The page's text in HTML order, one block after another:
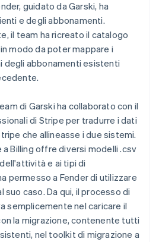
guidato da Garski, ha
e degli abbonamenti.
il team ha ricreato il catalogo
modo da poter mappare i
degli abbonamenti esistenti
di Garski ha collaborato con il
di Stripe per tradurre i dati
che allineasse i due sistemi.
Billing offre diversi modelli .csv
e ai tipi di
permesso a Fender di utilizzare
suo caso. Da qui, il processo di
semplicemente nel caricare il
la migrazione, contenente tutti
nel toolkit di migrazione a